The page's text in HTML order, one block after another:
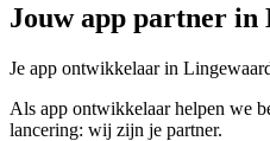
Jouw app partner in
Je app ontwikkelaar in
Als app ontwikkelaar helpen we
lancering: wij zijn je partner.